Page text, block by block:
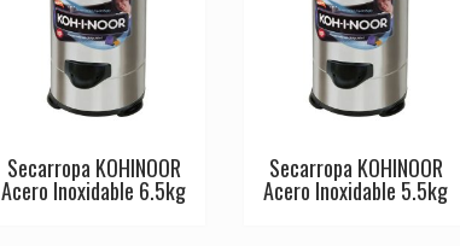
Secarropa KOHINOOR
Acero Inoxidable 6.5kg
Secarropa KOHINOOR
Acero Inoxidable 5.5kg